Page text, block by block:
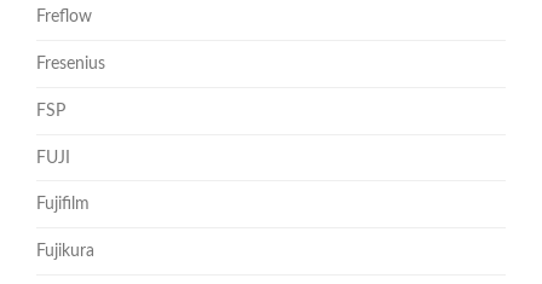
Freflow
Fresenius
FSP
FUJI
Fujifilm
Fujikura